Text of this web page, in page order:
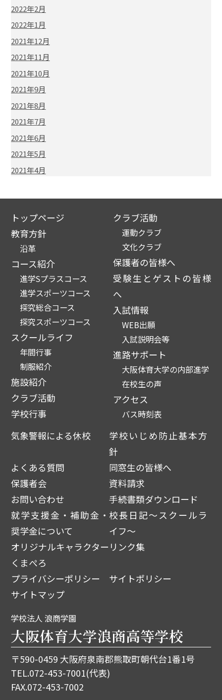
2022年2月
2022年1月
2021年12月
2021年11月
2021年10月
2021年9月
2021年8月
2021年7月
2021年6月
2021年5月
2021年4月
トップページ
教育方針
沿革
コース紹介
進学Sプラスコース
進学スポーツコース
探究総合コース
探究スポーツコース
スクールライフ
年間行事
制服紹介
施設紹介
クラブ活動
学校行事
クラブ活動
運動クラブ
文化クラブ
保護者の皆様へ
受験生とゲストの皆様
へ
入試情報
WEB出願
入試説明会等
進路サポート
大阪体育大学の内部進学
在校生の声
アクセス
バス時刻表
気象警報による休校
学校いじめ防止基本方
針
よくある質問
同窓生の皆様へ
保護者会
資料請求
お問い合わせ
手続書類ダウンロード
就学支援金・補助金・
奨学金について
校長日記～スクールラ
イフ～
オリジナルキャラクター
くまぺろ
リンク集
プライバシーポリシー
サイトポリシー
サイトマップ
学校法人 浪商学園
大阪体育大学浪商高等学校
〒590-0459 大阪府泉南郡熊取町朝代台1番1号
TEL.072-453-7001(代表)
FAX.072-453-7002